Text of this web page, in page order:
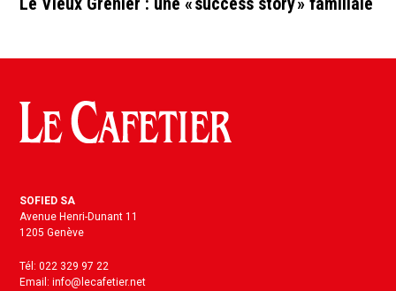
SOFIED SA
Avenue Henri-Dunant 11
1205 Genève
Tél: 022 329 97 22
Email: info@lecafetier.net